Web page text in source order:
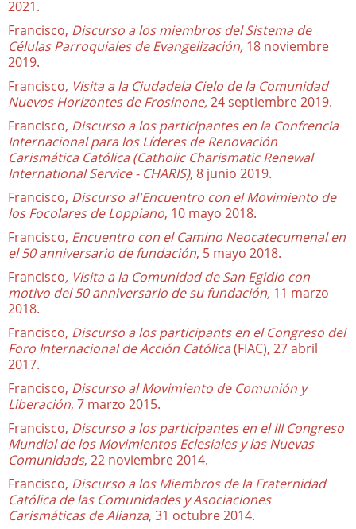
2021.
Francisco, Discurso a los miembros del Sistema de
Células Parroquiales de Evangelización, 18 noviembre
2019.
Francisco, Visita a la Ciudadela Cielo de la Comunidad
Nuevos Horizontes de Frosinone, 24 septiembre 2019.
Francisco, Discurso a los participantes en la Confrencia
Internacional para los Líderes de Renovación
Carismática Católica (Catholic Charismatic Renewal
International Service - CHARIS), 8 junio 2019.
Francisco, Discurso al'Encuentro con el Movimiento de
los Focolares de Loppiano, 10 mayo 2018.
Francisco, Encuentro con el Camino Neocatecumenal en
el 50 anniversario de fundación, 5 mayo 2018.
Francisco, Visita a la Comunidad de San Egidio con
motivo del 50 anniversario de su fundación, 11 marzo
2018.
Francisco, Discurso a los participants en el Congreso del
Foro Internacional de Acción Católica(FIAC), 27 abril
2017.
Francisco, Discurso al Movimiento de Comunión y
Liberación, 7 marzo 2015.
Francisco, Discurso a los participantes en el III Congreso
Mundial de los Movimientos Eclesiales y las Nuevas
Comunidads, 22 noviembre 2014.
Francisco, Discurso a los Miembros de la Fraternidad
Católica de las Comunidades y Asociaciones
Carismáticas de Alianza, 31 octubre 2014.